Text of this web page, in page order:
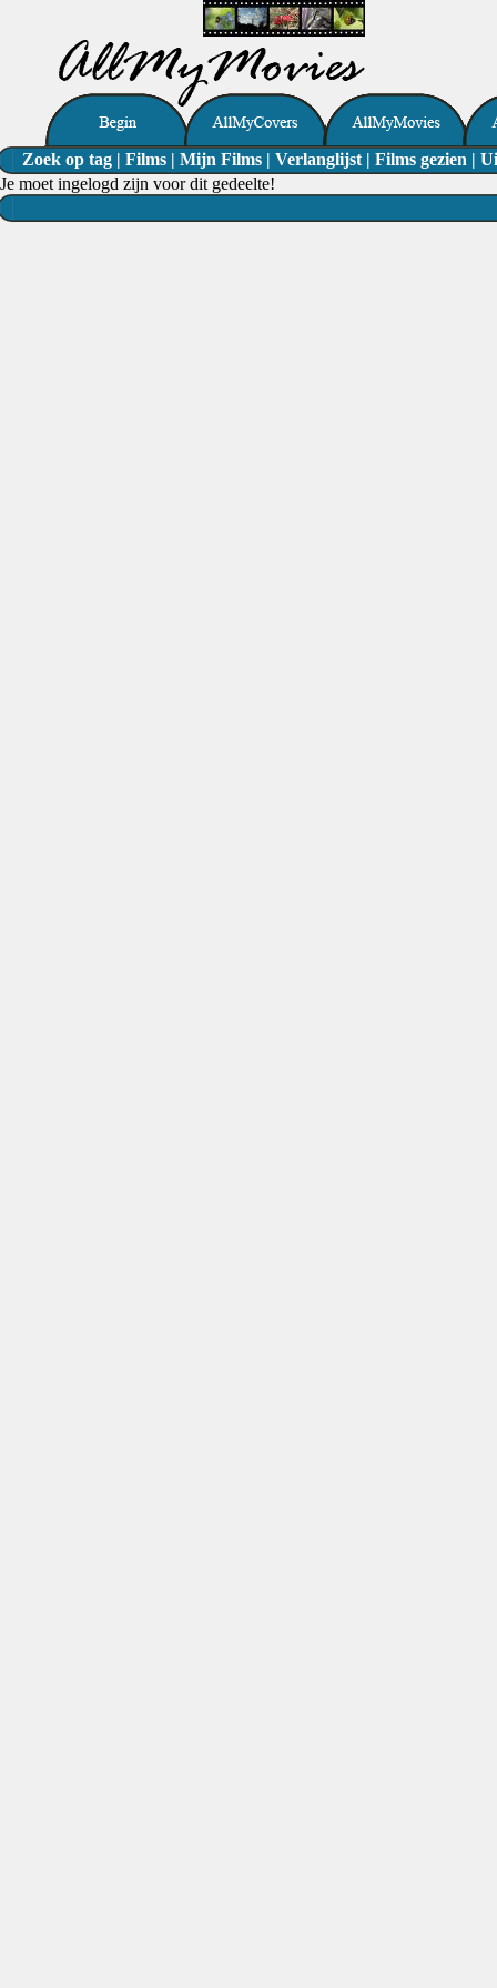
Zoek op tag | Films | Mijn Films | Verlanglijst | Films gezien |
Je moet ingelogd zijn voor dit gedeelte!